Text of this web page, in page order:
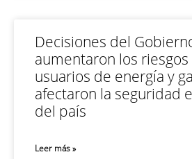
Decisiones del
aumentaron los
usuarios de energía y
afectaron la seguridad
del país
Leer más »